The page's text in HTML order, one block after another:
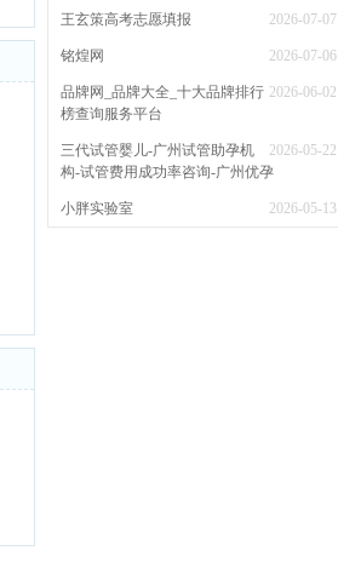
址:http://www.hncwgd.com/
2026-07-07
王玄策高考志愿填报
2026-07-06
铭煌网
2026-06-02
品牌网_品牌大全_十大品牌排行
榜查询服务平台
2026-05-22
三代试管婴儿-广州试管助孕机
构-试管费用成功率咨询-广州优孕
2026-05-13
小胖实验室